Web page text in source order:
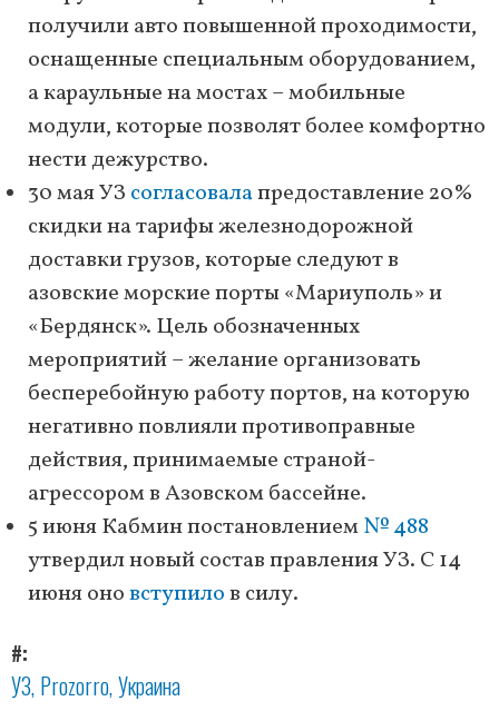
получили авто повышенной проходимости,
оснащенные специальным оборудованием,
а караульные на мостах – мобильные
модули, которые позволят более комфортно
нести дежурство.
30 мая УЗ согласовалапредоставление 20%
скидки на тарифы железнодорожной
доставки грузов, которые следуют в
азовские морские порты «Мариуполь» и
«Бердянск». Цель обозначенных
мероприятий – желание организовать
бесперебойную работу портов, на которую
негативно повлияли противоправные
действия, принимаемые страной-
агрессором в Азовском бассейне.
5 июня Кабмин постановлением№ 488
утвердил новый состав правления УЗ. С 14
июня оновступилов силу.
#
УЗ Prozorro Украина